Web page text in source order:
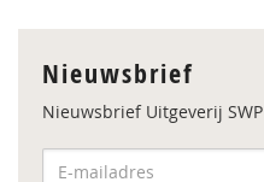
Nieuwsbrief
Nieuwsbrief Uitgeverij SWP